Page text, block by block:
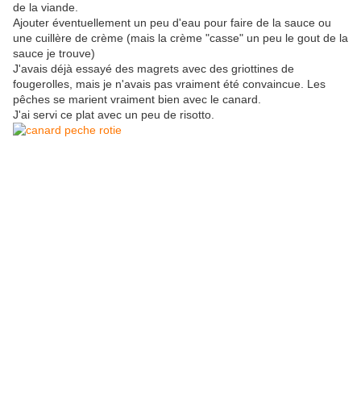
de la viande.
Ajouter éventuellement un peu d'eau pour faire de la sauce ou
une cuillère de crème (mais la crème "casse" un peu le gout de la
sauce je trouve)
J'avais déjà essayé des magrets avec des griottines de
fougerolles, mais je n'avais pas vraiment été convaincue. Les
pêches se marient vraiment bien avec le canard.
J'ai servi ce plat avec un peu de risotto.